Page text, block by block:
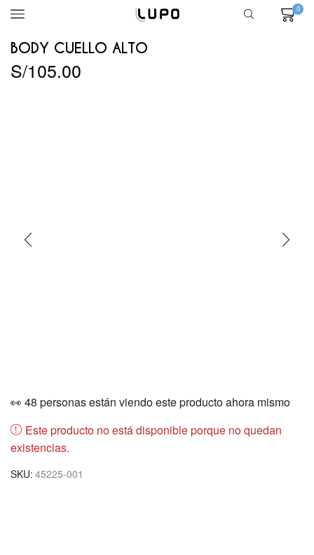
0
BODY CUELLO ALTO
S/105.00
👀 48 personas están viendo este producto ahora mismo
Este producto no está disponible porque no quedan
existencias.
SKU: 45225-001